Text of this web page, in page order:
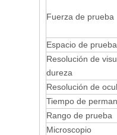
Fuerza de prueba
Espacio de prueba
Resolución de
dureza
Resolución de
Tiempo de
Rango de prueba
Microscopio